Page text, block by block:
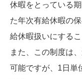
休暇をとっている
た年次有給休暇の
給休暇扱いにするこ
また、この制度は
可能ですが、1日単